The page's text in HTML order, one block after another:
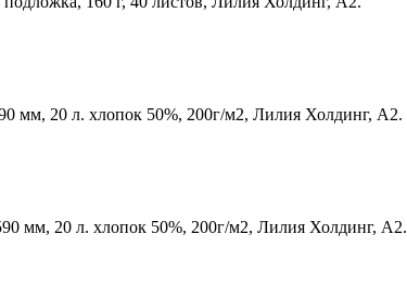
мм, 20 л. хлопок 50%, 200г/м2, Лилия Холдинг, А2.
мм, 20 л. хлопок 50%, 200г/м2, Лилия Холдинг, А2.